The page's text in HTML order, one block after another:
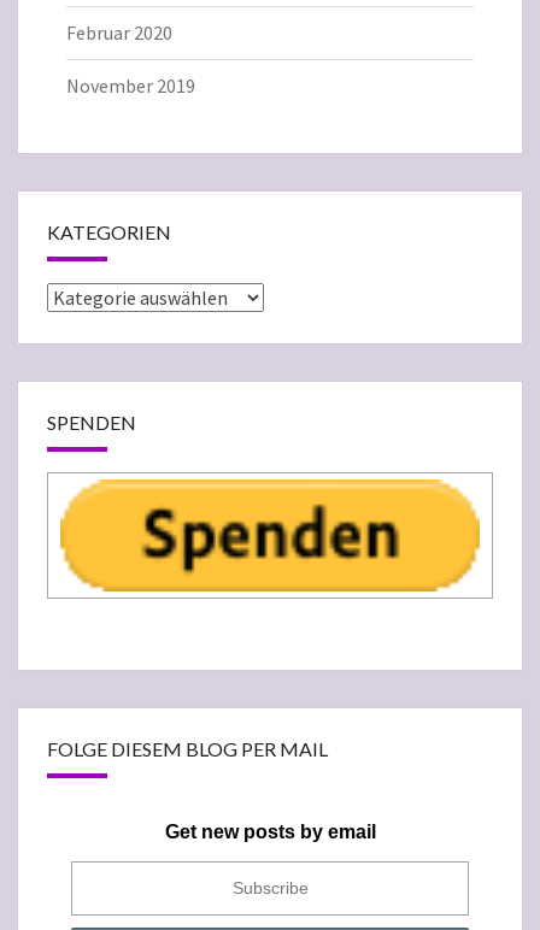
Februar 2020
November 2019
KATEGORIEN
Kategorien
SPENDEN
FOLGE DIESEM BLOG PER MAIL
Get new posts by email